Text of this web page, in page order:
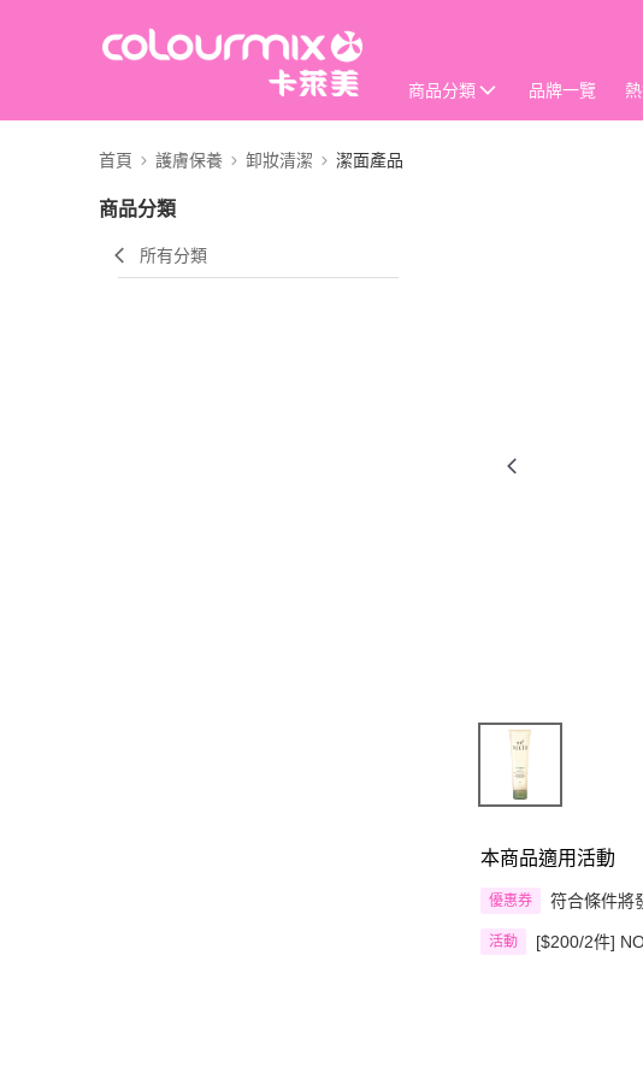
商品分類 品牌一覽
首頁 護膚保養 卸妝清潔 潔面產品
商品分類
所有分類
本商品適用活動
優惠券 符合條件將
活動
[$200/2件]